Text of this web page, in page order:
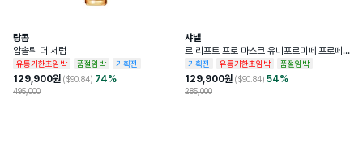
랑콤
압솔뤼 더 세럼
유통기한초임박 품절임박 기획전
129,900원 ($90.84) 74%
495,000
샤넬
르 리프트 프로 마스크 유니포르미떼 프로페
셔널 리프팅 마스크
기획전 유통기한초임박 품절임박
129,900원 ($90.84) 54%
285,000